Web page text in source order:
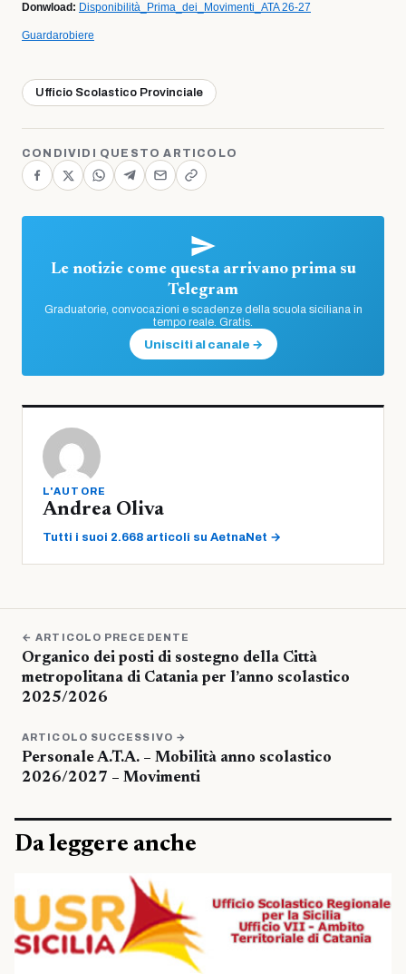
Donwload: Disponibilità_Prima_dei_Movimenti_ATA 26-27
Guardarobiere
Ufficio Scolastico Provinciale
CONDIVIDI QUESTO ARTICOLO
Le notizie come questa arrivano prima su
Telegram
Graduatorie, convocazioni e scadenze della scuola siciliana in
tempo reale. Gratis.
Unisciti al canale →
L'AUTORE
Andrea Oliva
Tutti i suoi 2.668 articoli su AetnaNet →
← ARTICOLO PRECEDENTE
Organico dei posti di sostegno della Città
metropolitana di Catania per l’anno scolastico
2025/2026
ARTICOLO SUCCESSIVO →
Personale A.T.A. – Mobilità anno scolastico
2026/2027 – Movimenti
Da leggere anche